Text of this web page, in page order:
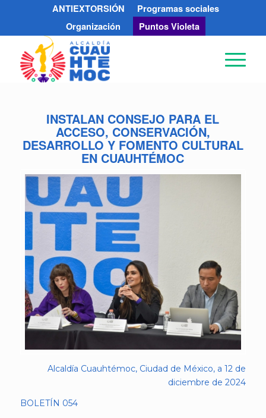
ANTIEXTORSIÓN
Programas sociales
Organización
Puntos Violeta
INSTALAN CONSEJO PARA EL
ACCESO, CONSERVACIÓN,
DESARROLLO Y FOMENTO CULTURAL
EN CUAUHTÉMOC
Alcaldía Cuauhtémoc, Ciudad de México, a 12 de
diciembre de 2024
BOLETÍN 054